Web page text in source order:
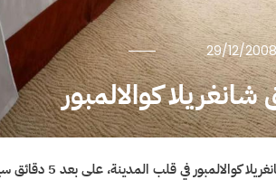
29/12/2008
كوالالمبور
يوجد فندق